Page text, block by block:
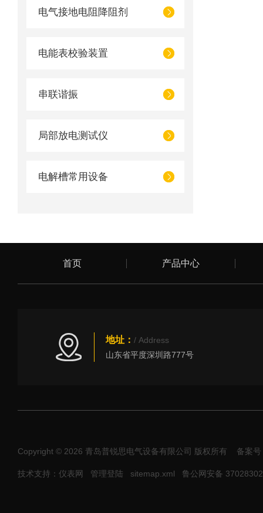
电气接地电阻降阻剂
电能表校验装置
串联谐振
局部放电测试仪
电解槽常用设备
首页 产品中心
地址： / Address
山东省平度深圳路777号
Copyright © 2026 青岛普锐思电气设备有限公司 版权所有 备案号
技术支持：仪表网 管理登陆 sitemap.xml 鲁公网安备